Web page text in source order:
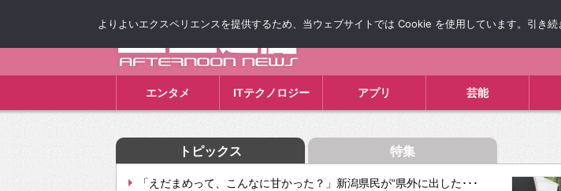
エンタメ ITテクノロジー アプリ 芸能
トピックス 特集
「えだまめって、こんなに甘かった？」新潟県民が“県外に出した･･･
よりよいエクスペリエンスを提供するため、当ウェブサイトでは Cookie を使用しています。引き